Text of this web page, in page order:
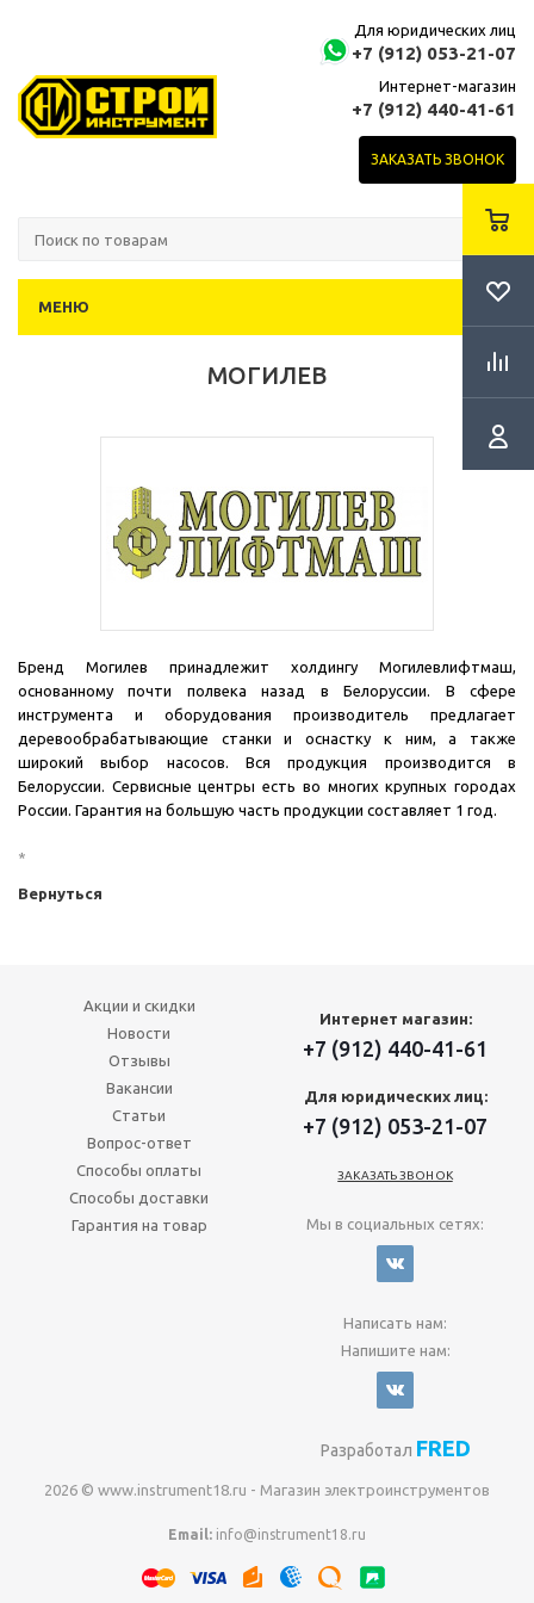
Для юридических лиц
+7 (912) 053-21-07
Интернет-магазин
+7 (912) 440-41-61
ЗАКАЗАТЬ ЗВОНОК
МЕНЮ
МОГИЛЕВ
Бренд Могилев принадлежит холдингу Могилевлифтмаш,
основанному почти полвека назад в Белоруссии. В сфере
инструмента и оборудования производитель предлагает
деревообрабатывающие станки и оснастку к ним, а также
широкий выбор насосов. Вся продукция производится в
Белоруссии. Сервисные центры есть во многих крупных городах
России. Гарантия на большую часть продукции составляет 1 год.
*
Вернуться
Акции и скидки
Новости
Отзывы
Вакансии
Статьи
Вопрос-ответ
Способы оплаты
Способы доставки
Гарантия на товар
Интернет магазин:
+7 (912) 440-41-61
Для юридических лиц:
+7 (912) 053-21-07
ЗАКАЗАТЬ ЗВОНОК
Мы в социальных сетях:
Написать нам:
Напишите нам:
Разработал FRED
2026 © www.instrument18.ru - Магазин электроинструментов
Email: info@instrument18.ru